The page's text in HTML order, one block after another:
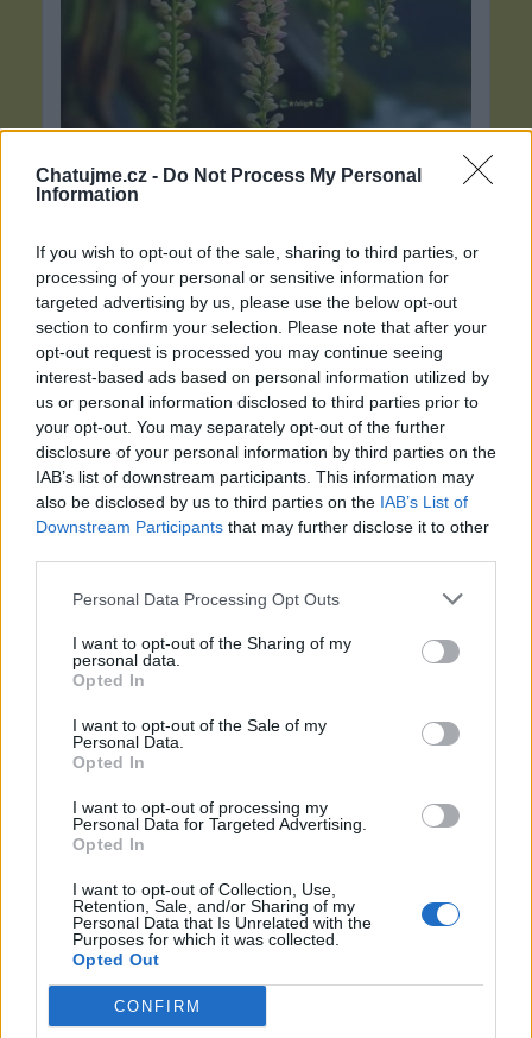
Chatujme.cz - Do Not Process My Personal
Information
If you wish to opt-out of the sale, sharing to third parties, or
processing of your personal or sensitive information for
targeted advertising by us, please use the below opt-out
section to confirm your selection. Please note that after your
opt-out request is processed you may continue seeing
interest-based ads based on personal information utilized by
us or personal information disclosed to third parties prior to
your opt-out. You may separately opt-out of the further
disclosure of your personal information by third parties on the
IAB’s list of downstream participants. This information may
also be disclosed by us to third parties on the IAB’s List of
Downstream Participants that may further disclose it to other
Personal Data Processing Opt Outs
I want to opt-out of the Sharing of my
personal data.
Opted In
I want to opt-out of the Sale of my
Personal Data.
Opted In
I want to opt-out of processing my
Personal Data for Targeted Advertising.
Opted In
I want to opt-out of Collection, Use,
Retention, Sale, and/or Sharing of my
Personal Data that Is Unrelated with the
Purposes for which it was collected.
Opted Out
CONFIRM
MICL54
;HONZÍKU PŘEJI HEZKÉ LETNÍ DNY,,